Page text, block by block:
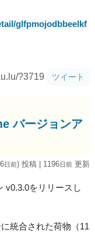
glfpmojodbbeelkf
?3719 ツイート
バージョンア
日前) 投稿 | 1196日前 更新
v0.3.0をリリースし
統合された荷物（11